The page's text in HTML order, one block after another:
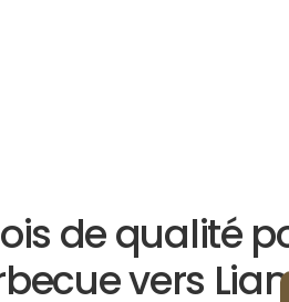
de qualité
vers